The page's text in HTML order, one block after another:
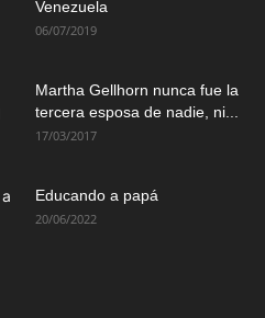
Venezuela
06/07/2019
Martha Gellhorn nunca fue la
tercera esposa de nadie, ni...
17/03/2017
Educando a papá
20/06/2022